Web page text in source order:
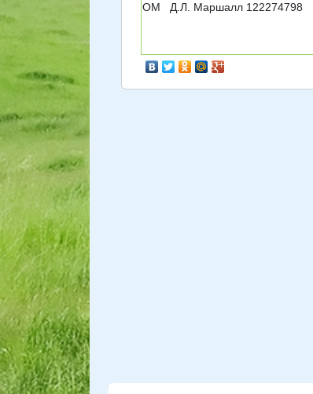
ОМ Д.Л. Маршалл 122274798